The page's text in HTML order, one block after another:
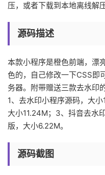
压，或者下载到本地离线解
源码描述
本款小程序是橙色前端，漂
色的，自己修改一下CSS即
务器。附带赠送三款去水印
1、去水印小程序源码，大
大小11.24M；3、抖音去水
版，大小6.22M。
源码截图